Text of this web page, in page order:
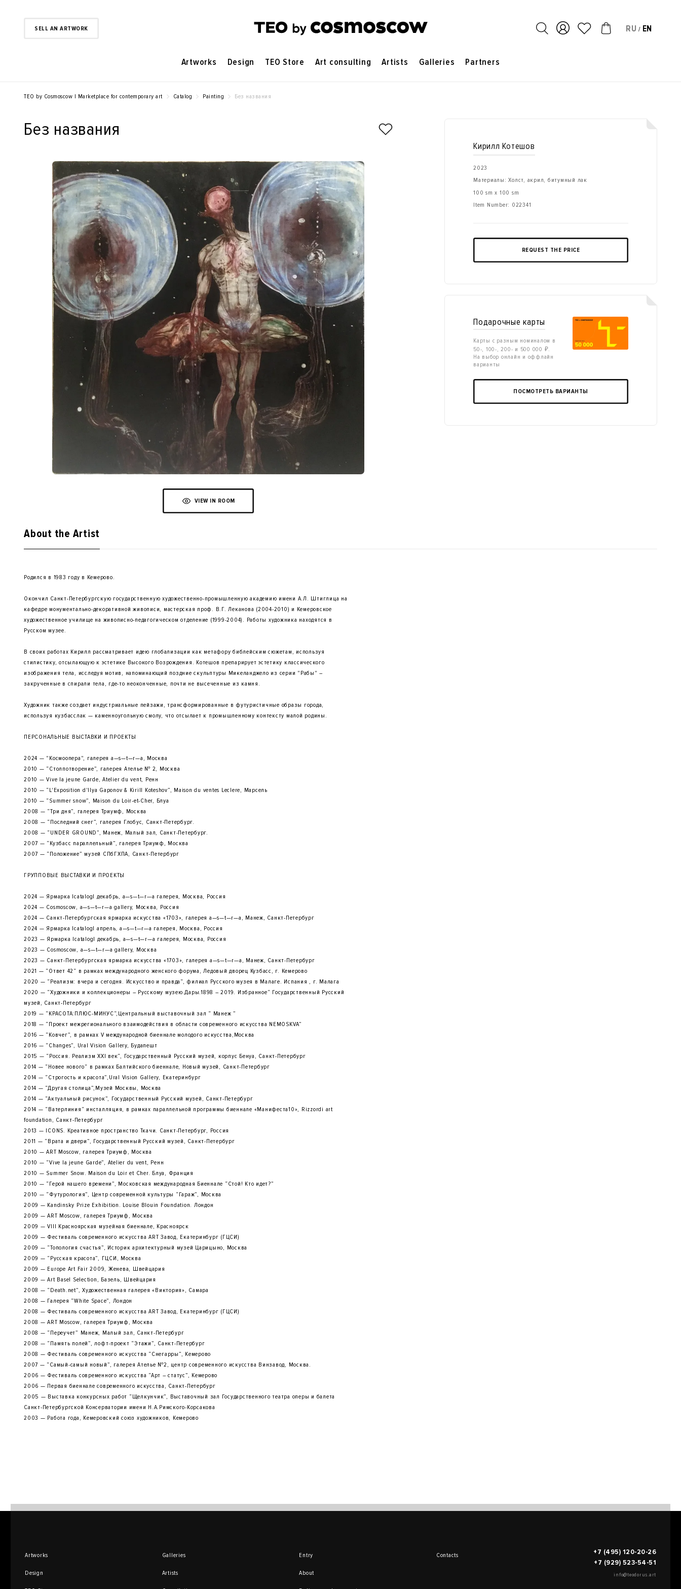
SELL AN ARTWORK RU / EN
Artworks Design TEO Store Art consulting Artists Galleries Partners
TEO by Cosmoscow | Marketplace for contemporary art Catalog Painting Без названия
Без названия
VIEW IN ROOM
Кирилл Котешов
2023
Материалы: Холст, акрил, битумный лак
100 sm x 100 sm
Item Number: 022341
REQUEST THE PRICE
Подарочные карты
Карты с разным номиналом в
50-, 100-, 200- и 500 000 ₽.
На выбор онлайн и оффлайн
варианты
ПОСМОТРЕТЬ ВАРИАНТЫ
About the Artist
Родился в 1983 году в Кемерово.
Окончил Санкт-Петербургскую государственную художественно-промышленную академию имени А.Л. Штиглица на
кафедре монументально-декоративной живописи, мастерская проф. В.Г. Леканова (2004-2010) и Кемеровское
художественное училище на живописно-педагогическом отделение (1999-2004). Работы художника находятся в
Русском музее.
В своих работах Кирилл рассматривает идею глобализации как метафору библейским сюжетам, используя
стилистику, отсылающую к эстетике Высокого Возрождения. Котешов препарирует эстетику классического
изображения тела, исследуя мотив, напоминающий поздние скульптуры Микеланджело из серии "Рабы" –
закрученные в спирали тела, где-то неоконченные, почти не высеченные из камня.
Художник также создает индустриальные пейзажи, трансформированные в футуристичные образы города,
используя кузбасслак — каменноугольную смолу, что отсылает к промышленному контексту малой родины.
ПЕРСОНАЛЬНЫЕ ВЫСТАВКИ И ПРОЕКТЫ
2024 — "Космоопера", галерея a—s—t—r—a, Москва
2010 — “Столпотворение”, галерея Ателье № 2, Москва
2010 — Vive la jeune Garde, Atelier du vent, Ренн
2010 — “L'Exposition d'Ilya Gaponov & Kirill Koteshov”, Maison du ventes Leclere, Марсель
2010 — “Summer snow”, Maison du Loir-et-Cher, Блуа
2008 — “Три дня”, галерея Триумф, Москва
2008 — “Последний снег”, галерея Глобус, Санкт-Петербург.
2008 — “UNDER GROUND”, Манеж, Малый зал, Санкт-Петербург.
2007 — “Кузбасс параллельный”, галерея Триумф, Москва
2007 — “Положение” музей СПбГХПА, Санкт-Петербург
ГРУППОВЫЕ ВЫСТАВКИ И ПРОЕКТЫ
2024 — Ярмарка |catalog| декабрь, a—s—t—r—a галерея, Москва, Россия
2024 — Cosmoscow, a—s—t—r—a gallery, Москва, Россия
2024 — Санкт-Петербургская ярмарка искусства «1703», галерея a—s—t—r—a, Манеж, Санкт-Петербург
2024 — Ярмарка |catalog| апрель, a—s—t—r—a галерея, Москва, Россия
2023 — Ярмарка |catalog| декабрь, a—s—t—r—a галерея, Москва, Россия
2023 — Cosmoscow, a—s—t—r—a gallery, Москва
2023 — Санкт-Петербургская ярмарка искусства «1703», галерея a—s—t—r—a, Манеж, Санкт-Петербург
2021 — “Ответ 42“ в рамках международного женского форума, Ледовый дворец Кузбасс, г. Кемерово
2020 — “Реализм: вчера и сегодня. Искусство и правда“, филиал Русского музея в Малаге. Испания , г. Малага
2020 — “Художники и коллекционеры – Русскому музею.Дары.1898 – 2019. Избранное“ Государственный Русский
музей, Санкт-Петербург
2019 — “КРАСОТА:ПЛЮС-МИНУС“,Центральный выставочный зал “ Манеж ”
2018 — “Проект межрегионального взаимодействия в области современного искусства NEMOSKVA”
2016 — “Ковчег”, в рамках V международной биеннале молодого искусства,Москва
2016 — “Changes”, Ural Vision Gallery, Будапешт
2015 — “Россия. Реализм XXI век“, Государственный Русский музей, корпус Бенуа, Санкт-Петербург
2014 — “Новее нового“ в рамках Балтийского биеннале, Новый музей, Санкт-Петербург
2014 — “Строгость и красота”,Ural Vision Gallery, Екатеринбург
2014 — “Другая столица”,Музей Москвы, Москва
2014 — “Актуальный рисунок”, Государственный Русский музей, Санкт-Петербург
2014 — “Ватерлиния“ инсталляция, в рамках параллельной программы биеннале «Манифеста10», Rizzordi art
foundation, Санкт-Петербург
2013 — ICONS. Креативное пространство Ткачи. Санкт-Петербург, Россия
2011 — “Врата и двери”, Государственный Русский музей, Санкт-Петербург
2010 — ART Moscow, галерея Триумф, Москва
2010 — “Vive la jeune Garde”, Atelier du vent, Ренн
2010 — Summer Snow. Maison du Loir et Cher. Блуа, Франция
2010 — “Герой нашего времени”, Московская международная Биеннале “Стой! Кто идет?”
2010 — “Футурология”, Центр современной культуры “Гараж”, Москва
2009 — Kandinsky Prize Exhibition. Louise Blouin Foundation. Лондон
2009 — ART Moscow, галерея Триумф, Москва
2009 — VIII Красноярская музейная биеннале, Красноярск
2009 — Фестиваль современного искусства ART Завод, Екатеринбург (ГЦСИ)
2009 — “Топология счастья”, Историк архитектурный музей Царицыно, Москва
2009 — “Русская красота”, ГЦСИ, Москва
2009 — Europe Art Fair 2009, Женева, Швейцария
2009 — Art Basel Selection, Базель, Швейцария
2008 — “Death.net”, Художественная галерея «Виктория», Самара
2008 — Галерея “White Space”, Лондон
2008 — Фестиваль современного искусства ART Завод, Екатеринбург (ГЦСИ)
2008 — ART Moscow, галерея Триумф, Москва
2008 — “Переучет” Манеж, Малый зал, Санкт-Петербург
2008 — “Память полей”, лофт-проект “Этажи”, Санкт-Петербург
2008 — Фестиваль современного искусства “Снегарры”, Кемерово
2007 — “Самый-самый новый”, галерея Ателье №2, центр современного искусства Винзавод, Москва.
2006 — Фестиваль современного искусства “Арт – статус”, Кемерово
2006 — Первая биеннале современного искусства, Санкт-Петербург
2005 — Выставка конкурсных работ “Щелкунчик”, Выставочный зал Государственного театра оперы и балета
Санкт-Петербургской Консерватории имени Н.А.Римского-Корсакова
2003 — Работа года, Кемеровский союз художников, Кемерово
Artworks
Design
Galleries
Artists
Entry
About
Contacts
+7 (495) 120-20-26
+7 (929) 523-54-51
info@teodorus.art